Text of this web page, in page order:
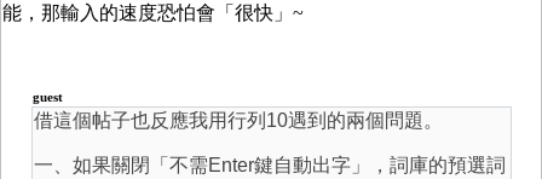
能，那輸入的速度恐怕會「很快」~
guest
借這個帖子也反應我用行列10遇到的兩個問題。
一、如果關閉「不需Enter鍵自動出字」，詞庫的預選詞